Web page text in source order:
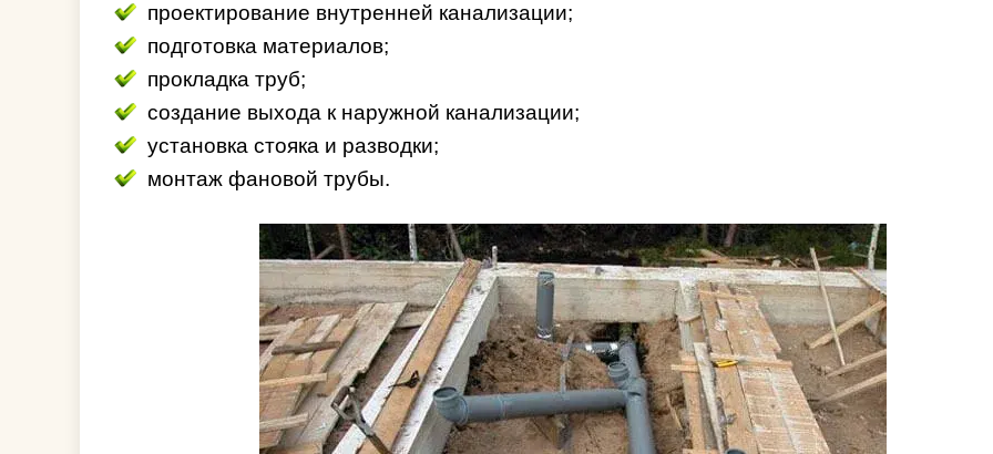
проектирование внутренней канализации;
подготовка материалов;
прокладка труб;
создание выхода к наружной канализации;
установка стояка и разводки;
монтаж фановой трубы.